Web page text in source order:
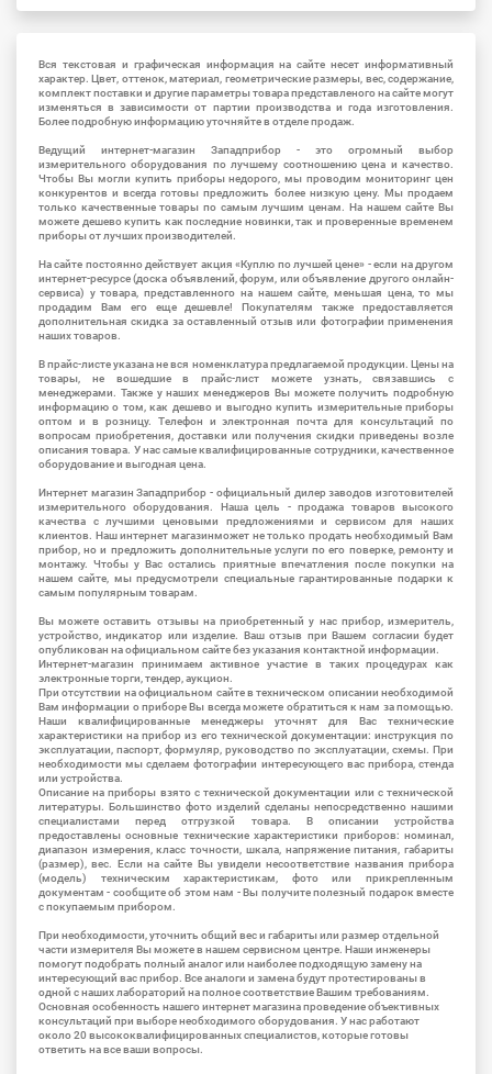
Вся текстовая и графическая информация на сайте несет информативный
характер. Цвет, оттенок, материал, геометрические размеры, вес, содержание,
комплект поставки и другие параметры товара представленого на сайте могут
изменяться в зависимости от партии производства и года изготовления.
Более подробную информацию уточняйте в отделе продаж.
Ведущий интернет-магазин Западприбор - это огромный выбор
измерительного оборудования по лучшему соотношению цена и качество.
Чтобы Вы могли купить приборы недорого, мы проводим мониторинг цен
конкурентов и всегда готовы предложить более низкую цену. Мы продаем
только качественные товары по самым лучшим ценам. На нашем сайте Вы
можете дешево купить как последние новинки, так и проверенные временем
приборы от лучших производителей.
На сайте постоянно действует акция «Куплю по лучшей цене» - если на другом
интернет-ресурсе (доска объявлений, форум, или объявление другого онлайн-
сервиса) у товара, представленного на нашем сайте, меньшая цена, то мы
продадим Вам его еще дешевле! Покупателям также предоставляется
дополнительная скидка за оставленный отзыв или фотографии применения
наших товаров.
В прайс-листе указана не вся номенклатура предлагаемой продукции. Цены на
товары, не вошедшие в прайс-лист можете узнать, связавшись с
менеджерами. Также у наших менеджеров Вы можете получить подробную
информацию о том, как дешево и выгодно купить измерительные приборы
оптом и в розницу. Телефон и электронная почта для консультаций по
вопросам приобретения, доставки или получения скидки приведены возле
описания товара. У нас самые квалифицированные сотрудники, качественное
оборудование и выгодная цена.
Интернет магазин Западприбор - официальный дилер заводов изготовителей
измерительного оборудования. Наша цель - продажа товаров высокого
качества с лучшими ценовыми предложениями и сервисом для наших
клиентов. Наш интернет магазинможет не только продать необходимый Вам
прибор, но и предложить дополнительные услуги по его поверке, ремонту и
монтажу. Чтобы у Вас остались приятные впечатления после покупки на
нашем сайте, мы предусмотрели специальные гарантированные подарки к
самым популярным товарам.
Вы можете оставить отзывы на приобретенный у нас прибор, измеритель,
устройство, индикатор или изделие. Ваш отзыв при Вашем согласии будет
опубликован на официальном сайте без указания контактной информации.
Интернет-магазин принимаем активное участие в таких процедурах как
электронные торги, тендер, аукцион.
При отсутствии на официальном сайте в техническом описании необходимой
Вам информации о приборе Вы всегда можете обратиться к нам за помощью.
Наши квалифицированные менеджеры уточнят для Вас технические
характеристики на прибор из его технической документации: инструкция по
эксплуатации, паспорт, формуляр, руководство по эксплуатации, схемы. При
необходимости мы сделаем фотографии интересующего вас прибора, стенда
или устройства.
Описание на приборы взято с технической документации или с технической
литературы. Большинство фото изделий сделаны непосредственно нашими
специалистами перед отгрузкой товара. В описании устройства
предоставлены основные технические характеристики приборов: номинал,
диапазон измерения, класс точности, шкала, напряжение питания, габариты
(размер), вес. Если на сайте Вы увидели несоответствие названия прибора
(модель) техническим характеристикам, фото или прикрепленным
документам - сообщите об этом нам - Вы получите полезный подарок вместе
с покупаемым прибором.
При необходимости, уточнить общий вес и габариты или размер отдельной
части измерителя Вы можете в нашем сервисном центре. Наши инженеры
помогут подобрать полный аналог или наиболее подходящую замену на
интересующий вас прибор. Все аналоги и замена будут протестированы в
одной с наших лабораторий на полное соответствие Вашим требованиям.
Основная особенность нашего интернет магазина проведение объективных
консультаций при выборе необходимого оборудования. У нас работают
около 20 высококвалифицированных специалистов, которые готовы
ответить на все ваши вопросы.